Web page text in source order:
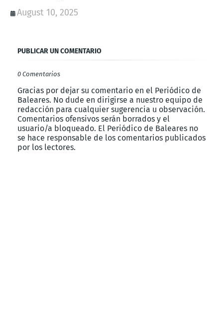
August 10, 2025
PUBLICAR UN COMENTARIO
0 Comentarios
Gracias por dejar su comentario en el Periódico de
Baleares. No dude en dirigirse a nuestro equipo de
redacción para cualquier sugerencia u observación.
Comentarios ofensivos serán borrados y el
usuario/a bloqueado. El Periódico de Baleares no
se hace responsable de los comentarios publicados
por los lectores.